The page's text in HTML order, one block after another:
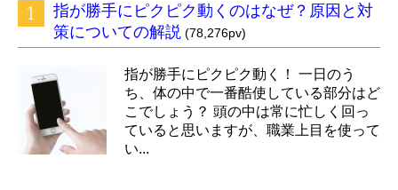
指が勝手にピクピク動くのはなぜ？原因と対
策についての解説 (78,276pv)
指が勝手にピクピク動く！ 一日のう
ち、体の中で一番酷使している部分はど
こでしょう？ 頭の中は常に忙しく回っ
ていると思いますが、職業上目を使って
い...